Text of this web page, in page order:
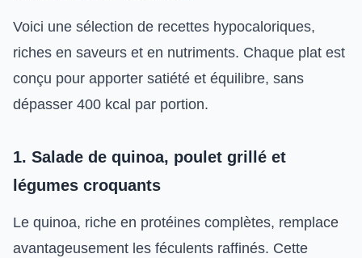
Voici une sélection de recettes hypocaloriques,
riches en saveurs et en nutriments. Chaque plat est
conçu pour apporter satiété et équilibre, sans
dépasser 400 kcal par portion.
1. Salade de quinoa, poulet grillé et
légumes croquants
Le quinoa, riche en protéines complètes, remplace
avantageusement les féculents raffinés. Cette